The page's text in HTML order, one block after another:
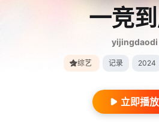
一竞
yijingdaodi
综艺 记录 2024
立即播放